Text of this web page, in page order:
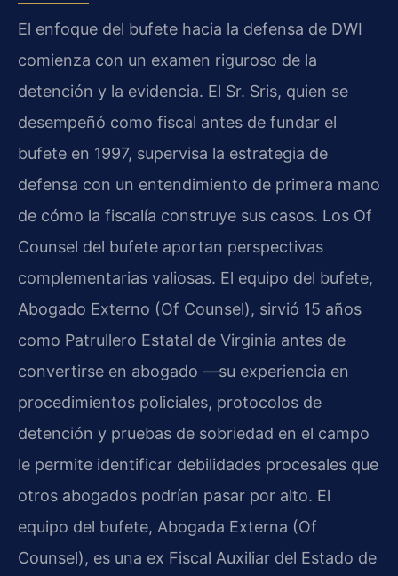
El enfoque del bufete hacia la defensa de DWI
comienza con un examen riguroso de la
detención y la evidencia. El Sr. Sris, quien se
desempeñó como fiscal antes de fundar el
bufete en 1997, supervisa la estrategia de
defensa con un entendimiento de primera mano
de cómo la fiscalía construye sus casos. Los Of
Counsel del bufete aportan perspectivas
complementarias valiosas. El equipo del bufete,
Abogado Externo (Of Counsel), sirvió 15 años
como Patrullero Estatal de Virginia antes de
convertirse en abogado —su experiencia en
procedimientos policiales, protocolos de
detención y pruebas de sobriedad en el campo
le permite identificar debilidades procesales que
otros abogados podrían pasar por alto. El
equipo del bufete, Abogada Externa (Of
Counsel), es una ex Fiscal Auxiliar del Estado de